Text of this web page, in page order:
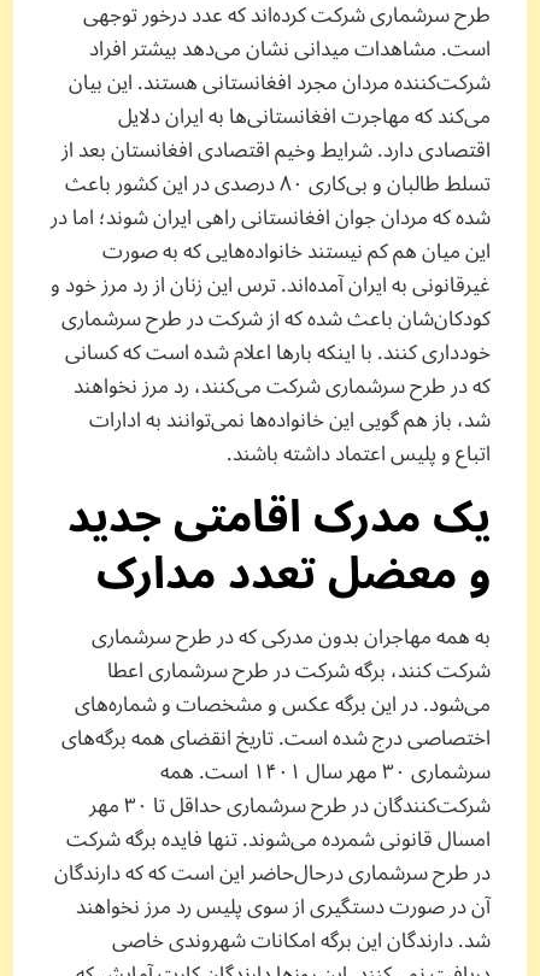
طرح سرشماری شرکت کرده‌اند که عدد درخور‌ توجهی
است. مشاهدات میدانی نشان می‌دهد بیشتر افراد
شرکت‌کننده مردان مجرد افغانستانی هستند. این بیان
می‌کند که مهاجرت افغانستانی‌ها به ایران دلایل
اقتصادی دارد. شرایط وخیم اقتصادی افغانستان بعد از
تسلط طالبان و بی‌کاری ۸۰ درصدی در این کشور باعث
شده که مردان جوان افغانستانی راهی ایران شوند؛ اما در
‌این ‌میان هم کم نیستند خانواده‌هایی که به صورت
غیرقانونی به ایران آمده‌اند. ترس این زنان از رد مرز خود و
کودکان‌شان باعث شده که از شرکت در طرح سرشماری
خودداری کنند. با اینکه بارها اعلام شده است که کسانی
که در طرح سرشماری شرکت می‌کنند، رد مرز نخواهند
شد، باز هم گویی این خانواده‌ها نمی‌توانند به ادارات
اتباع و پلیس اعتماد داشته باشند.
یک مدرک اقامتی جدید
و معضل تعدد مدارک
به همه مهاجران بدون مدرکی که در طرح سرشماری
شرکت کنند، برگه شرکت در طرح سرشماری اعطا
می‌شود. در این برگه عکس و مشخصات و شماره‌های
اختصاصی درج شده است. تاریخ انقضای همه برگه‌های
سرشماری ۳۰ مهر سال ۱۴۰۱ است. همه
شرکت‌کنندگان در طرح سرشماری حداقل تا ۳۰ مهر
امسال قانونی شمرده می‌شوند. تنها فایده برگه شرکت
در طرح سرشماری در‌حال‌حاضر این است که که دارندگان‌
آن در صورت دستگیری از سوی پلیس رد مرز نخواهند
شد. دارندگان این برگه امکانات شهروندی خاصی